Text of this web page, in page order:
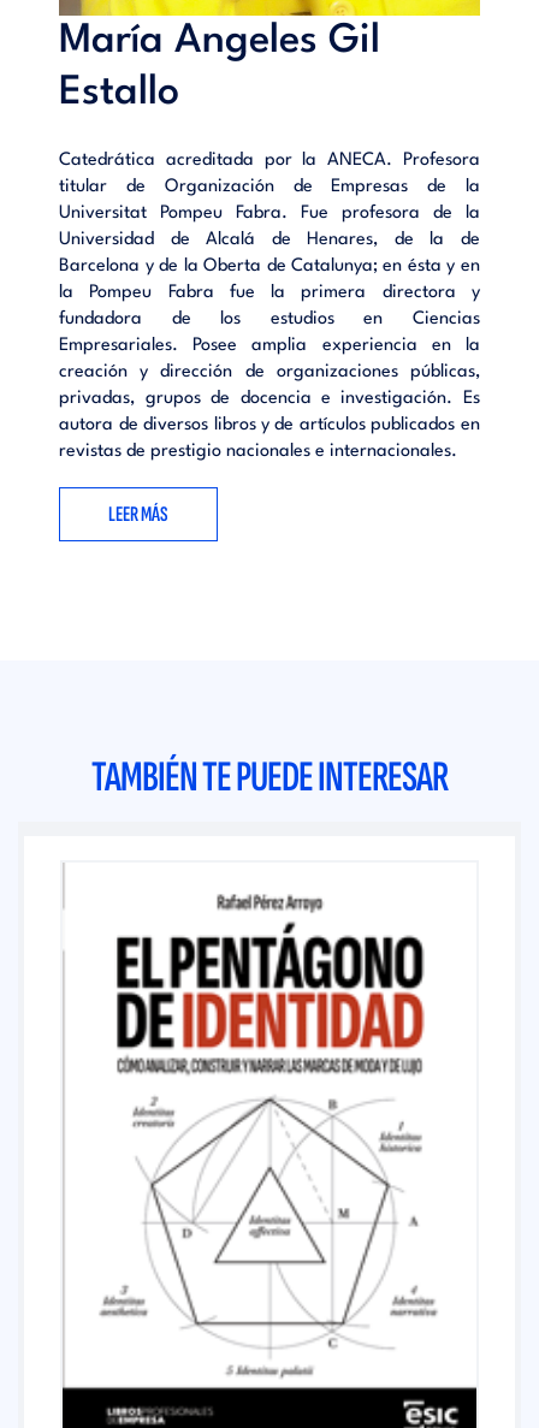
María Angeles Gil
Estallo
Catedrática acreditada por la ANECA. Profesora
titular de Organización de Empresas de la
Universitat Pompeu Fabra. Fue profesora de la
Universidad de Alcalá de Henares, de la de
Barcelona y de la Oberta de Catalunya; en ésta y en
la Pompeu Fabra fue la primera directora y
fundadora de los estudios en Ciencias
Empresariales. Posee amplia experiencia en la
creación y dirección de organizaciones públicas,
privadas, grupos de docencia e investigación. Es
autora de diversos libros y de artículos publicados en
revistas de prestigio nacionales e internacionales.
LEER MÁS
TAMBIÉN TE PUEDE INTERESAR